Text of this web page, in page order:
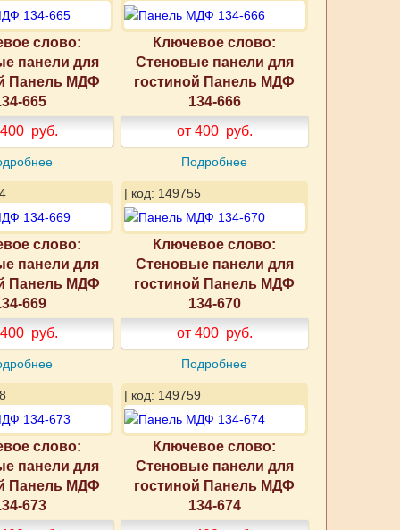
слово:
панели для
Панель МДФ
665
руб.
Ключевое слово:
Стеновые панели для
гостиной Панель МДФ
134-666
от 400 руб.
Подробнее
слово:
панели для
Панель МДФ
669
руб.
| код: 149755
Ключевое слово:
Стеновые панели для
гостиной Панель МДФ
134-670
от 400 руб.
Подробнее
слово:
панели для
Панель МДФ
673
| код: 149759
Ключевое слово:
Стеновые панели для
гостиной Панель МДФ
134-674